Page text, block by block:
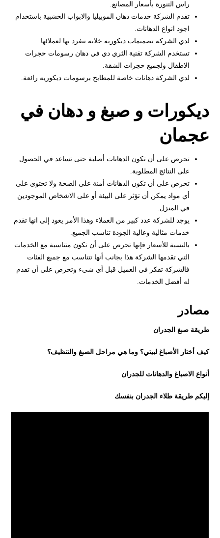
راس التنورة بأسعار المصانع.
تقدم الشركة خدمات دهان الموبيليا والابواب الخشبية باستخدام
اجود انواع الدهانات.
لدي الشركة تصميمات ديكوريه خلابة تنفرد بها لعملائها.
تستخدم الشركة تقنية الثري دي في دهان رسومات حجرات
الاطفال ولجميع حجرات الشقة.
لدي الشركة دهانات خاصة للمطابخ برسومات ديكوريه رائعة.
ديكورات و صبغ و دهان في
عجمان
تحرص على أن تكون الدهانات أصلية حتى تساعد في الحصول
على النتائج المطلوبة.
تحرص على أن تكون الدهانات أمنة على الصحة ولا تحتوي على
أي مواد يمكن أن تؤثر على البيئة أو على الاشخاص الموجودين
في المنزل.
يوجد للشركة عدد كبير من العملاء وهذا الأمر يعود إلى انها تقدم
خدمات مثالية وعالية الجودة تناسب الجميع.
بالنسبة للأسعار فإنها تحرص على أن تكون متناسبة مع الخدمات
التي تقدمها الشركة هذا بجانب أنها تتناسب مع جميع الفئات
فالشركة تفكر في العميل قبل أي شيء وتحرص على أن تقدم
له أفضل الخدمات.
مصادر
طريقة صبغ الجدران
كيف أختار الأصباغ لبيتي؟ وما هي مراحل الصبغ والتنظيف؟
أنواع الاصباغ والدهانات للجدران
إليكم طريقة طلاء الجدران بنفسك